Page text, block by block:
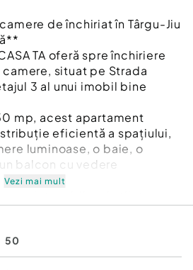
de închiriat în Târgu-Jiu
TA oferă spre închiriere
situat pe Strada
3 al unui imobil bine
mp, acest apartament
eficientă a spațiului,
luminoase, o baie, o
balcon cu vedere
termică pentru un
cu gresie, faianță și
Vezi mai mult
50